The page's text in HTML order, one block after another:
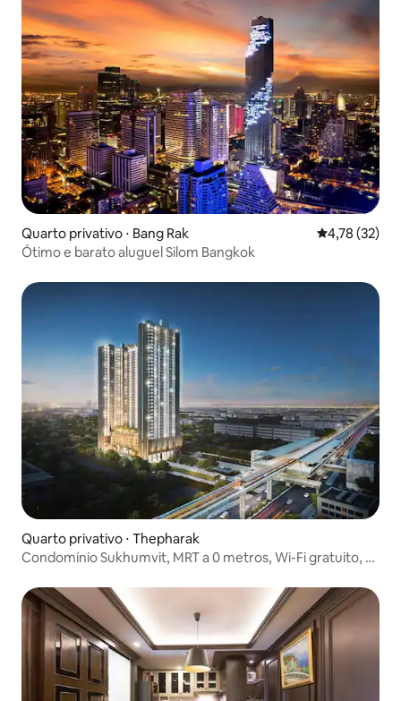
Quarto privativo ⋅ Bang Rak 4,78 de uma
4,78 (32)
Ótimo e barato aluguel Silom Bangkok
Quarto privativo ⋅ Thepharak
Condomínio Sukhumvit, MRT a 0 metros, Wi-Fi gratuito, 25